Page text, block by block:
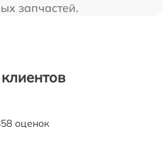
запчастей.
оценок